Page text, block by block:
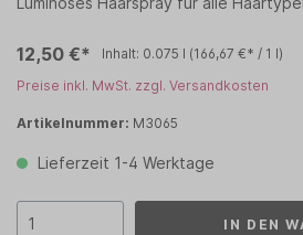
12,50 €* Inhalt: 0.075 l (166,67 €* / 1 l)
Preise inkl. MwSt. zzgl. Versandkosten
Artikelnummer: M3065
Lieferzeit 1-4 Werktage
IN DEN